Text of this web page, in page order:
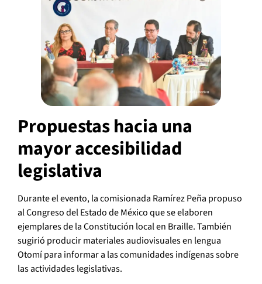
Propuestas hacia una
mayor accesibilidad
legislativa
Durante el evento, la comisionada Ramírez Peña propuso
al Congreso del Estado de México que se elaboren
ejemplares de la Constitución local en Braille. También
sugirió producir materiales audiovisuales en lengua
Otomí para informar a las comunidades indígenas sobre
las actividades legislativas.